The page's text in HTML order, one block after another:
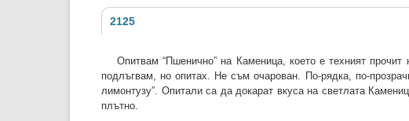
2125
Опитвам “Пшенично” на Каменица, което е техният
подлъгвам, но опитах. Не съм очарован. По-рядка, по-
лимонтузу”. Опитали са да докарат вкуса на светлата
плътно.